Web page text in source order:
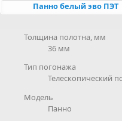
Панно белый эво ПЭТ
Толщина полотна, мм
36 мм
Тип погонажа
Телескопический
Модель
Панно